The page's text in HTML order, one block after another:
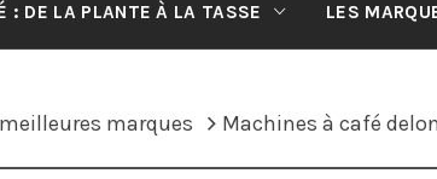
: DE LA PLANTE À LA TASSE LES
marques Machines à café